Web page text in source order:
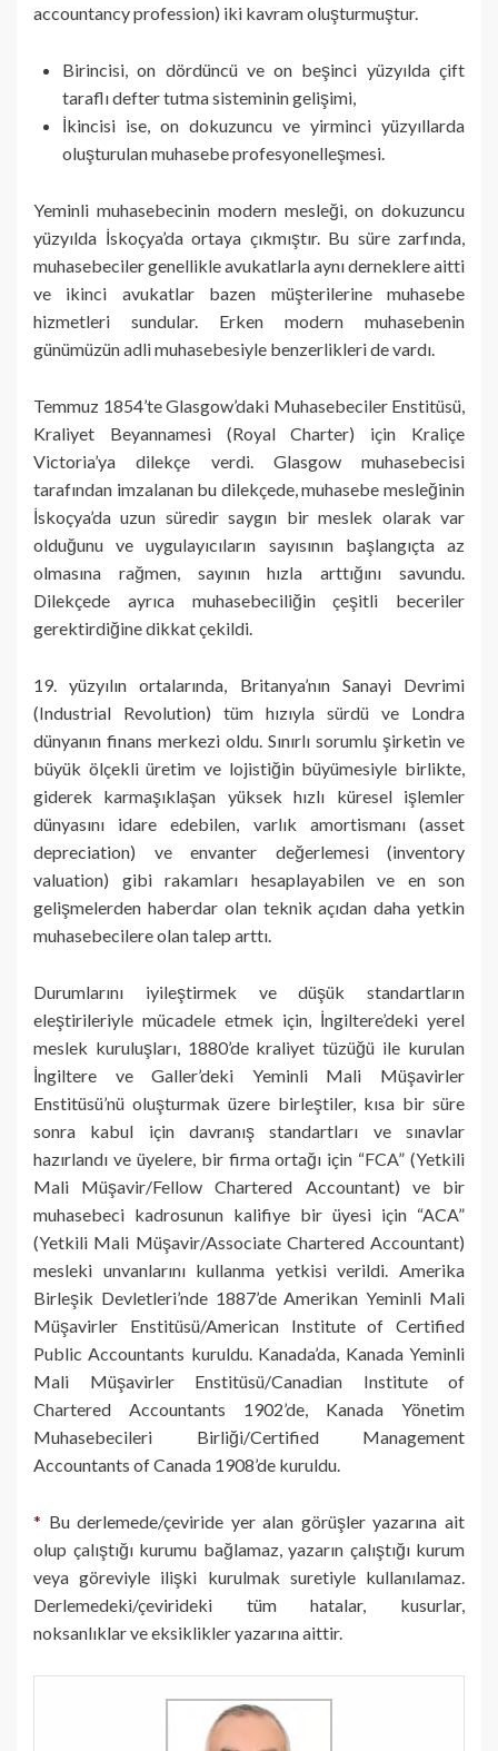
accountancy profession) iki kavram oluşturmuştur.
Birincisi, on dördüncü ve on beşinci yüzyılda çift
taraflı defter tutma sisteminin gelişimi,
İkincisi ise, on dokuzuncu ve yirminci yüzyıllarda
oluşturulan muhasebe profesyonelleşmesi.
Yeminli muhasebecinin modern mesleği, on dokuzuncu
yüzyılda İskoçya’da ortaya çıkmıştır. Bu süre zarfında,
muhasebeciler genellikle avukatlarla aynı derneklere aitti
ve ikinci avukatlar bazen müşterilerine muhasebe
hizmetleri sundular. Erken modern muhasebenin
günümüzün adli muhasebesiyle benzerlikleri de vardı.
Temmuz 1854’te Glasgow’daki Muhasebeciler Enstitüsü,
Kraliyet Beyannamesi (Royal Charter) için Kraliçe
Victoria’ya dilekçe verdi. Glasgow muhasebecisi
tarafından imzalanan bu dilekçede, muhasebe mesleğinin
İskoçya’da uzun süredir saygın bir meslek olarak var
olduğunu ve uygulayıcıların sayısının başlangıçta az
olmasına rağmen, sayının hızla arttığını savundu.
Dilekçede ayrıca muhasebeciliğin çeşitli beceriler
gerektirdiğine dikkat çekildi.
19. yüzyılın ortalarında, Britanya’nın Sanayi Devrimi
(Industrial Revolution) tüm hızıyla sürdü ve Londra
dünyanın finans merkezi oldu. Sınırlı sorumlu şirketin ve
büyük ölçekli üretim ve lojistiğin büyümesiyle birlikte,
giderek karmaşıklaşan yüksek hızlı küresel işlemler
dünyasını idare edebilen, varlık amortismanı (asset
depreciation) ve envanter değerlemesi (inventory
valuation) gibi rakamları hesaplayabilen ve en son
gelişmelerden haberdar olan teknik açıdan daha yetkin
muhasebecilere olan talep arttı.
Durumlarını iyileştirmek ve düşük standartların
eleştirileriyle mücadele etmek için, İngiltere’deki yerel
meslek kuruluşları, 1880’de kraliyet tüzüğü ile kurulan
İngiltere ve Galler’deki Yeminli Mali Müşavirler
Enstitüsü’nü oluşturmak üzere birleştiler, kısa bir süre
sonra kabul için davranış standartları ve sınavlar
hazırlandı ve üyelere, bir firma ortağı için “FCA” (Yetkili
Mali Müşavir/Fellow Chartered Accountant) ve bir
muhasebeci kadrosunun kalifiye bir üyesi için “ACA”
(Yetkili Mali Müşavir/Associate Chartered Accountant)
mesleki unvanlarını kullanma yetkisi verildi. Amerika
Birleşik Devletleri’nde 1887’de Amerikan Yeminli Mali
Müşavirler Enstitüsü/American Institute of Certified
Public Accountants kuruldu. Kanada’da, Kanada Yeminli
Mali Müşavirler Enstitüsü/Canadian Institute of
Chartered Accountants 1902’de, Kanada Yönetim
Muhasebecileri Birliği/Certified Management
Accountants of Canada 1908’de kuruldu.
* Bu derlemede/çeviride yer alan görüşler yazarına ait
olup çalıştığı kurumu bağlamaz, yazarın çalıştığı kurum
veya göreviyle ilişki kurulmak suretiyle kullanılamaz.
Derlemedeki/çevirideki tüm hatalar, kusurlar,
noksanlıklar ve eksiklikler yazarına aittir.